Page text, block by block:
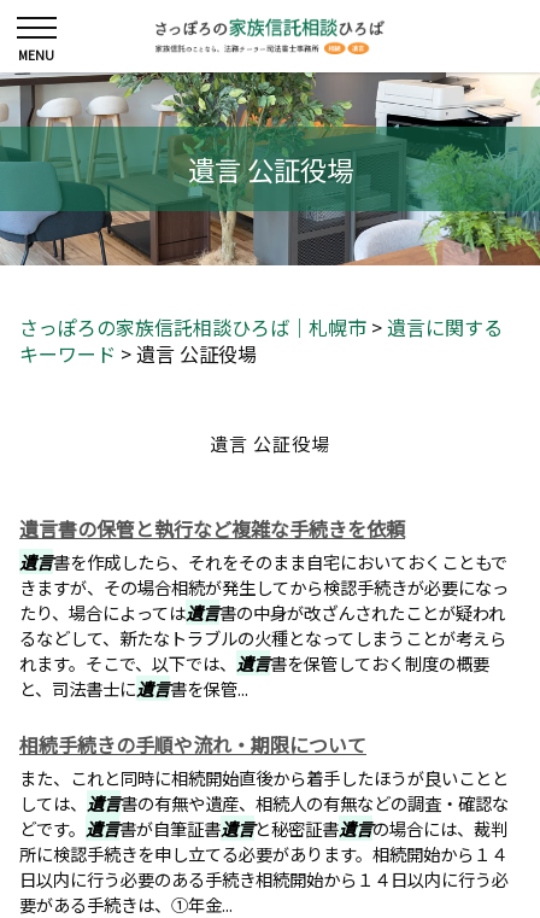
遺言 公証役場
さっぽろの家族信託相談ひろば｜札幌市 >遺言に関する
キーワード >遺言 公証役場
遺言 公証役場
遺言書の保管と執行など複雑な手続きを依頼
遺言書を作成したら、それをそのまま自宅においておくこともで
きますが、その場合相続が発生してから検認手続きが必要になっ
たり、場合によっては遺言書の中身が改ざんされたことが疑われ
るなどして、新たなトラブルの火種となってしまうことが考えら
れます。そこで、以下では、 遺言書を保管しておく制度の概要
と、司法書士に遺言書を保管...
相続手続きの手順や流れ・期限について
また、これと同時に相続開始直後から着手したほうが良いことと
しては、 遺言書の有無や遺産、相続人の有無などの調査・確認な
どです。 遺言書が自筆証書遺言と秘密証書遺言の場合には、裁判
所に検認手続きを申し立てる必要があります。相続開始から１４
日以内に行う必要のある手続き相続開始から１４日以内に行う必
要がある手続きは、①年金...